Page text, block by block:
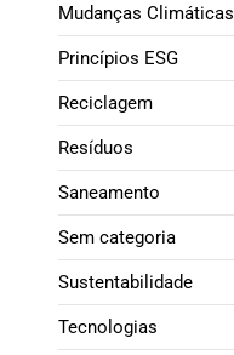
Mudanças Climáticas
Princípios ESG
Reciclagem
Resíduos
Saneamento
Sem categoria
Sustentabilidade
Tecnologias